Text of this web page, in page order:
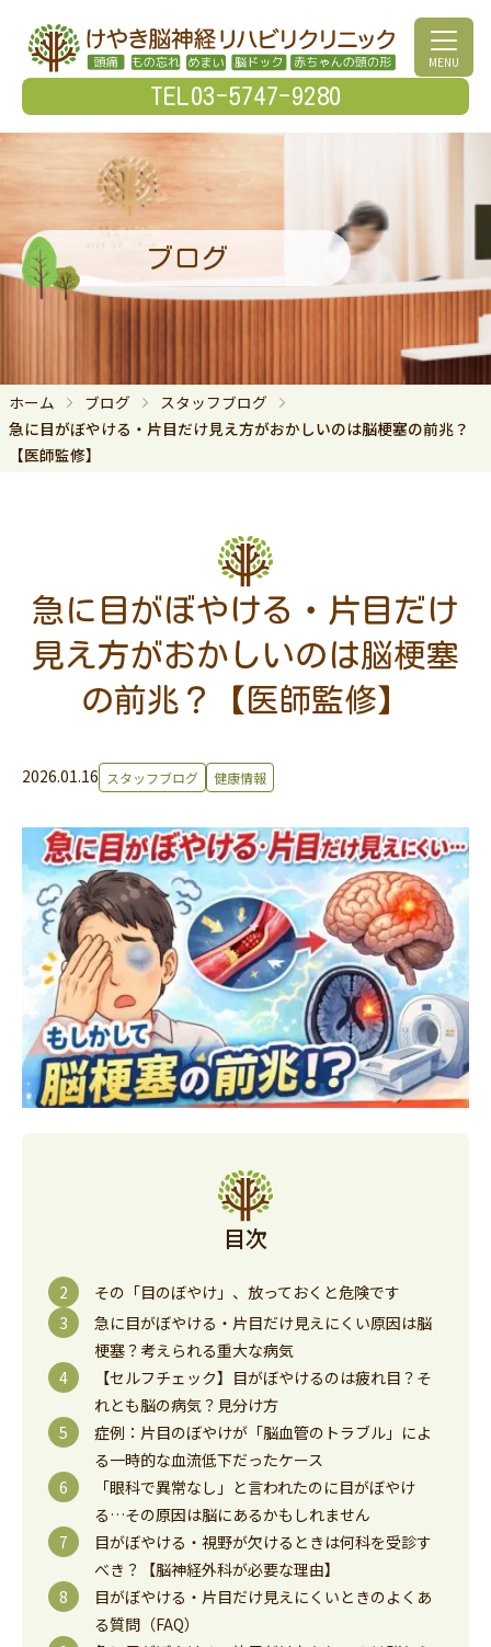
TEL03-5747-9280
MENU
ブログ
ホーム ブログ
スタッフブログ
急に目がぼやける・片目だけ見え方がおかしいのは脳梗塞の前兆？
【医師監修】
急に目がぼやける・片目だけ
見え方がおかしいのは脳梗塞
の前兆？【医師監修】
2026.01.16 スタッフブログ 健康情報
目次
その「目のぼやけ」、放っておくと危険です
急に目がぼやける・片目だけ見えにくい原因は脳
梗塞？考えられる重大な病気
【セルフチェック】目がぼやけるのは疲れ目？そ
れとも脳の病気？見分け方
症例：片目のぼやけが「脳血管のトラブル」によ
る一時的な血流低下だったケース
「眼科で異常なし」と言われたのに目がぼやけ
る…その原因は脳にあるかもしれません
目がぼやける・視野が欠けるときは何科を受診す
べき？【脳神経外科が必要な理由】
目がぼやける・片目だけ見えにくいときのよくあ
る質問（FAQ）